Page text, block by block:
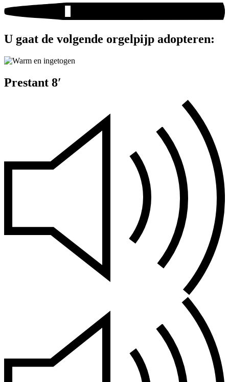
U gaat de volgende orgelpijp adopteren:
Prestant 8′